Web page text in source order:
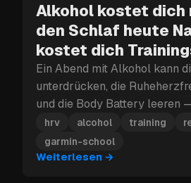
Alkohol kostet dich
den Schlaf heute
kostet dich
Ein Abend mit Alkohol kann
unterdrücken, die
und die Body Battery leeren
einem Trainingsblock kann
Erholungsverlust mehr
nächsten Tag.
hrv alcohol training
garmin-school
Weiterlesen →